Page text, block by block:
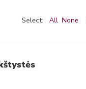
Select: All None